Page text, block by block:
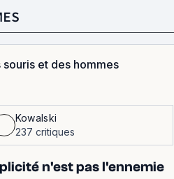
souris et des hommes
Kowalski
237 critiques
n'est pas l'ennemie